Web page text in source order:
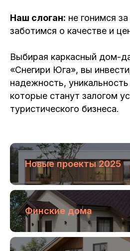
Наш слоган: не гонимся
заботимся о качестве и
Выбирая каркасный дом-
«Снегири Юга», вы
надежность,
которые станут залогом
туристического бизнеса.
Новые проекты 2025
Финские дома
г. Краснодар, ул. Западный обход, 69
Приходите в гости
Оставить
заявку
на сайте
Маршрут
в 2Gis
Меню